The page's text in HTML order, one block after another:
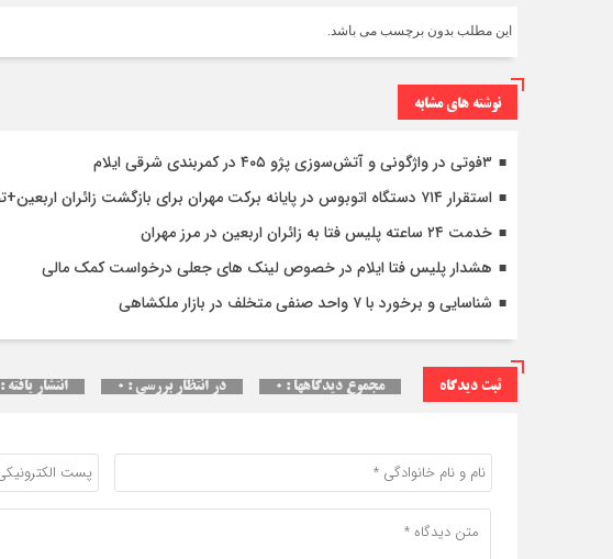
این مطلب بدون برچسب می باشد.
نوشته های مشابه
۳فوتی در واژگونی و آتش‌سوزی پژو ۴۰۵ در کمربندی شرقی ایلام
استقرار ۷۱۴ دستگاه اتوبوس در پایانه برکت مهران برای بازگشت زائران اربعین+تصاویر
خدمت ۲۴ ساعته پلیس فتا به زائران اربعین در مرز مهران
هشدار پلیس فتا ایلام در خصوص لینک های جعلی درخواست کمک مالی
شناسایی و برخورد با ۷ واحد صنفی متخلف در بازار ملکشاهی
ثبت دیدگاه مجموع دیدگاهها : ۰ در انتظار بررسی : ۰ انتشار یافته : ۰